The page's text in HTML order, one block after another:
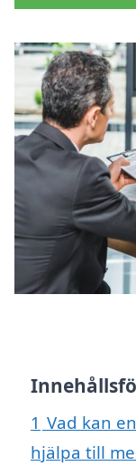
1 Vad kan
hjälpa till